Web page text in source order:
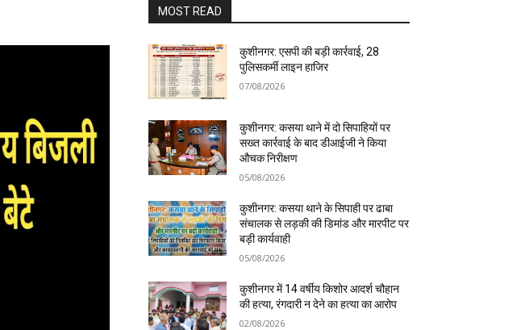
MOST READ
कुशीनगर: एसपी की बड़ी कार्रवाई, 28
पुलिसकर्मी लाइन हाजिर
07/08/2026
कुशीनगर: कसया थाने में दो सिपाहियों पर
सख्त कार्रवाई के बाद डीआईजी ने किया
औचक निरीक्षण
05/08/2026
कुशीनगर: कसया थाने के सिपाही पर ढाबा
संचालक से लड़की की डिमांड और मारपीट पर
बड़ी कार्यवाही
05/08/2026
कुशीनगर में 14 वर्षीय किशोर आदर्श चौहान
की हत्या, रंगदारी न देने का हत्या का आरोप
02/08/2026